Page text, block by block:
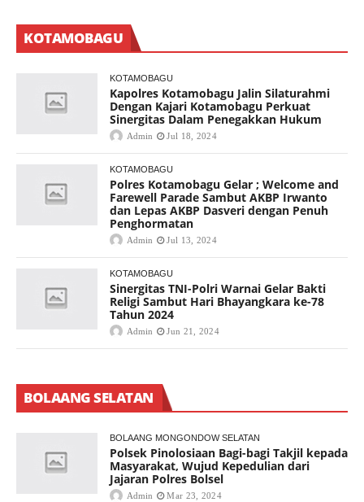
KOTAMOBAGU
KOTAMOBAGU
Kapolres Kotamobagu Jalin Silaturahmi
Dengan Kajari Kotamobagu Perkuat
Sinergitas Dalam Penegakkan Hukum
Admin Jul 18, 2024
KOTAMOBAGU
Polres Kotamobagu Gelar ; Welcome and
Farewell Parade Sambut AKBP Irwanto
dan Lepas AKBP Dasveri dengan Penuh
Penghormatan
Admin Jul 13, 2024
KOTAMOBAGU
Sinergitas TNI-Polri Warnai Gelar Bakti
Religi Sambut Hari Bhayangkara ke-78
Tahun 2024
Admin Jun 21, 2024
BOLAANG SELATAN
BOLAANG MONGONDOW SELATAN
Polsek Pinolosiaan Bagi-bagi Takjil kepada
Masyarakat, Wujud Kepedulian dari
Jajaran Polres Bolsel
Admin Mar 23, 2024